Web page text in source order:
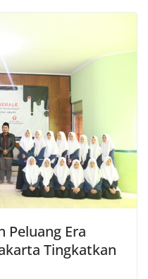
Peluang Era
Tingkatkan